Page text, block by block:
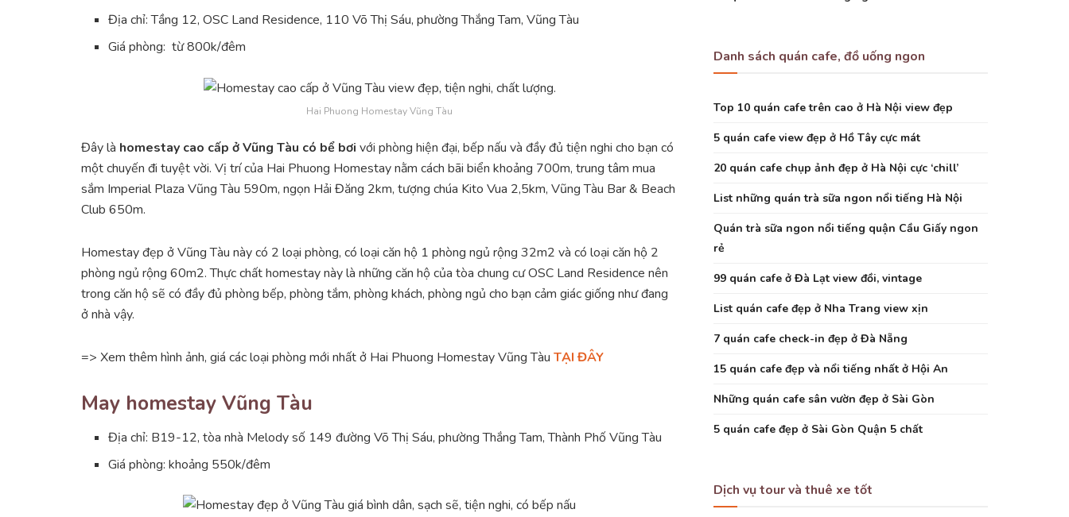
Địa chỉ: Tầng 12, OSC Land Residence, 110 Võ Thị Sáu, phường Thắng Tam, Vũng Tàu
Giá phòng: từ 800k/đêm
Hai Phuong Homestay Vũng Tàu
Đây là homestay cao cấp ở Vũng Tàu có bể bơi với phòng hiện đại, bếp nấu và đầy đủ tiện nghi cho bạn có
một chuyến đi tuyệt vời. Vị trí của Hai Phuong Homestay nằm cách bãi biển khoảng 700m, trung tâm mua
sắm Imperial Plaza Vũng Tàu 590m, ngọn Hải Đăng 2km, tượng chúa Kito Vua 2,5km, Vũng Tàu Bar & Beach
Club 650m.
Homestay đẹp ở Vũng Tàu này có 2 loại phòng, có loại căn hộ 1 phòng ngủ rộng 32m2 và có loại căn hộ 2
phòng ngủ rộng 60m2. Thực chất homestay này là những căn hộ của tòa chung cư OSC Land Residence nên
trong căn hộ sẽ có đầy đủ phòng bếp, phòng tắm, phòng khách, phòng ngủ cho bạn cảm giác giống như đang
ở nhà vậy.
=> Xem thêm hình ảnh, giá các loại phòng mới nhất ở Hai Phuong Homestay Vũng Tàu TẠI ĐÂY
May homestay Vũng Tàu
Địa chỉ: B19-12, tòa nhà Melody số 149 đường Võ Thị Sáu, phường Thắng Tam, Thành Phố Vũng Tàu
Giá phòng: khoảng 550k/đêm
Danh sách quán cafe, đồ uống ngon
Top 10 quán cafe trên cao ở Hà Nội view đẹp
5 quán cafe view đẹp ở Hồ Tây cực mát
20 quán cafe chụp ảnh đẹp ở Hà Nội cực ‘chill’
List những quán trà sữa ngon nổi tiếng Hà Nội
Quán trà sữa ngon nổi tiếng quận Cầu Giấy ngon
rẻ
99 quán cafe ở Đà Lạt view đồi, vintage
List quán cafe đẹp ở Nha Trang view xịn
7 quán cafe check-in đẹp ở Đà Nẵng
15 quán cafe đẹp và nổi tiếng nhất ở Hội An
Những quán cafe sân vườn đẹp ở Sài Gòn
5 quán cafe đẹp ở Sài Gòn Quận 5 chất
Dịch vụ tour và thuê xe tốt